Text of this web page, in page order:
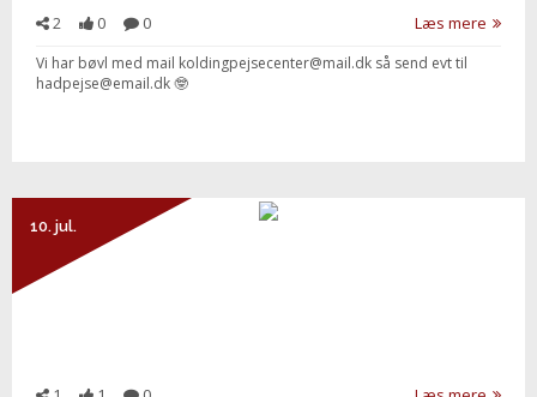
2 0 0 Læs mere
Vi har bøvl med mail koldingpejsecenter@mail.dk så send evt til
hadpejse@email.dk 🤓
10. jul.